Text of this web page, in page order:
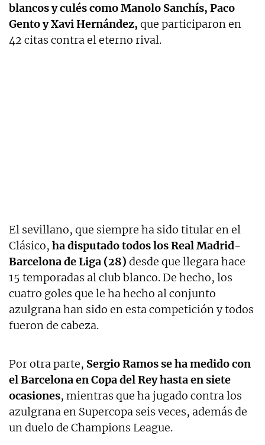
blancos y culés como Manolo Sanchís, Paco
Gento y Xavi Hernández, que participaron en
42 citas contra el eterno rival.
El sevillano, que siempre ha sido titular en el
Clásico, ha disputado todos los Real Madrid-
Barcelona de Liga (28) desde que llegara hace
15 temporadas al club blanco. De hecho, los
cuatro goles que le ha hecho al conjunto
azulgrana han sido en esta competición y todos
fueron de cabeza.
Por otra parte, Sergio Ramos se ha medido con
el Barcelona en Copa del Rey hasta en siete
ocasiones, mientras que ha jugado contra los
azulgrana en Supercopa seis veces, además de
un duelo de Champions League.